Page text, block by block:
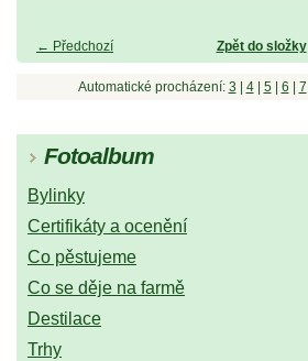
← Předchozí Zpět do složky
Automatické procházení: 3 4| 5| 6 7
Fotoalbum
Bylinky
Certifikáty a ocenění
Co pěstujeme
Co se děje na farmě
Destilace
Trhy